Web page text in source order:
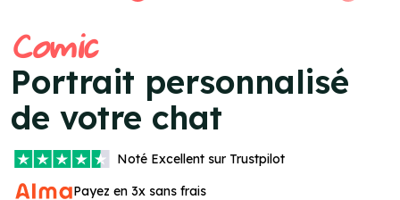
4
of
4
Comic
Portrait personnalisé
de votre chat
Noté Excellent sur Trustpilot
Payez en 3x sans frais